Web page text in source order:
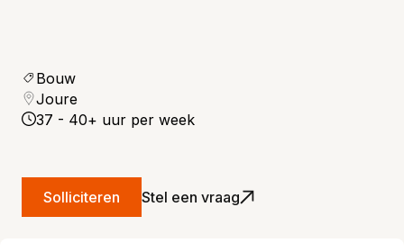
Bouw
Joure
37 - 40+ uur per week
Solliciteren Stel een vraag